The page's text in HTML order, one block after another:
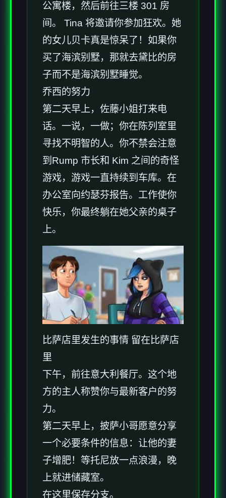
公寓楼，然后前往三楼 301 房
间。 Tina 将邀请你参加狂欢。她
的女儿贝卡真是惊呆了！如果你
买了海滨别墅，那就去黛比的房
子而不是海滨别墅睡觉。
乔西的努力
第二天早上，佐藤小姐打来电
话。一说，一做；你在陈列室里
寻找不明智的人。你不禁会注意
到Rump 市长和 Kim 之间的奇怪
游戏，游戏一直持续到车库。在
办公室向约瑟芬报告。工作使你
快乐，你最终躺在她父亲的桌子
上。
比萨店里发生的事情 留在比萨店
里
下午，前往意大利餐厅。这个地
方的主人称赞你与最新客户的努
力。
第二天早上，披萨小哥愿意分享
一个必要条件的信息：让他的妻
子增肥！等托尼放一点浪漫，晚
上就进储藏室。
在这里保存分支。